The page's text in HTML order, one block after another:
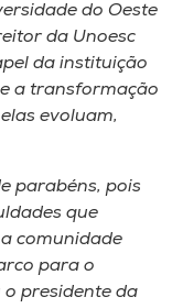
do Oeste
da Unoesc
da instituição
a transformação
evoluam,
parabéns, pois
que
comunidade
para o
presidente da